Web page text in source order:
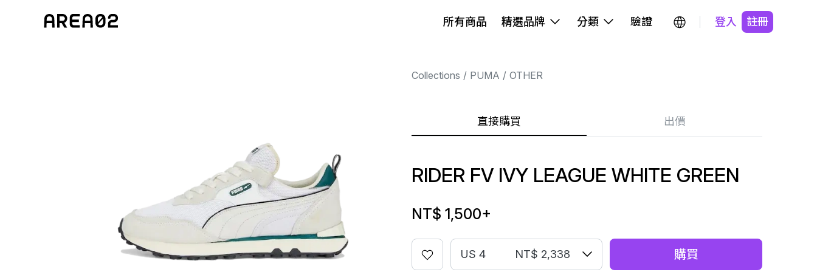
所有商品 精選品牌 分類 驗證 登入 註冊
Collections PUMA OTHER
直接購買 出價
RIDER FV IVY LEAGUE WHITE GREEN
NT$ 1,500+
US 4 NT$ 2,338 購買